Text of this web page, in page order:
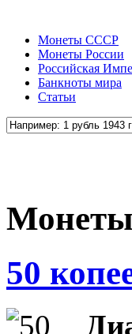
Монеты СССР
Монеты России
Российская
Банкноты мира
Статьи
Монеты
50